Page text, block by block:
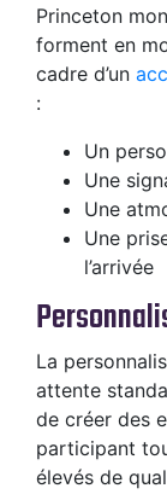
Princeton
forment en
cadre d’un
:
Un
Une
Une
Une
l’arrivée
La
attente
de créer des
participant
élevés de